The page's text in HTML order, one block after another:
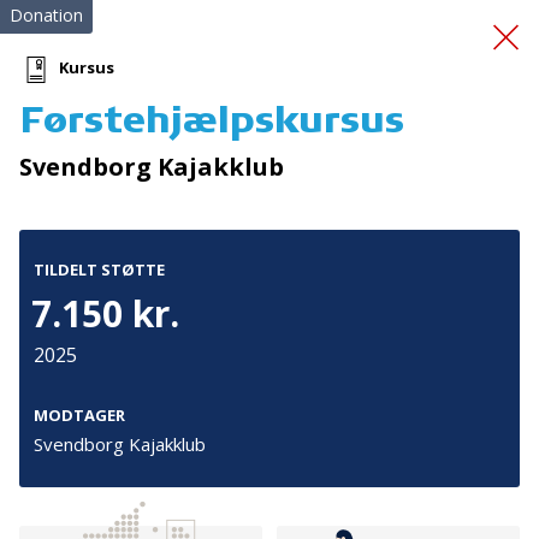
Ildfluer og
Donation
Kursus
Førstehjælpskursus
Svendborg Kajakklub
TILDELT STØTTE
7.150 kr.
2025
MODTAGER
Svendborg Kajakklub
Tilmeld nyhedsbrev
De seneste nyheder om TrygFondens og TryghedsGruppens
aktiviteter direkte i din indbakke.